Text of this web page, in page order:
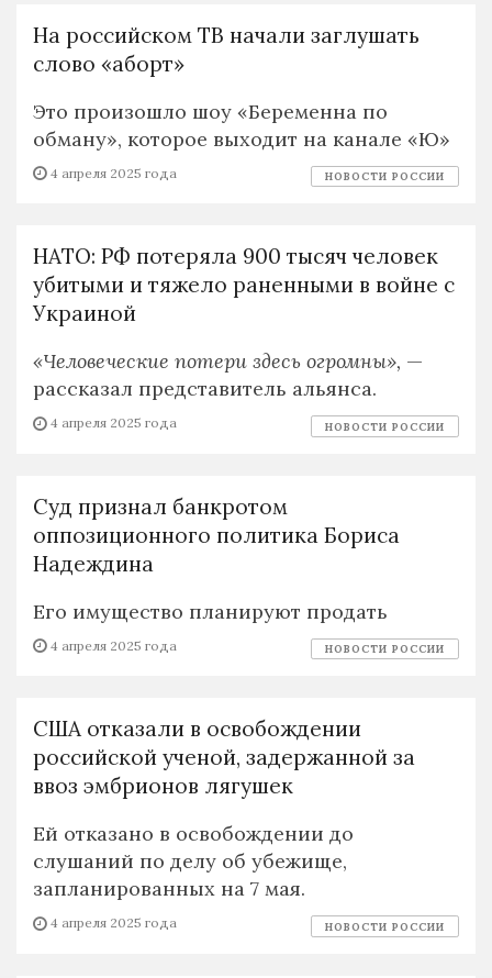
На российском ТВ начали заглушать
слово «аборт»
Это произошло шоу «Беременна по
обману», которое выходит на канале «Ю»
4 апреля 2025 года НОВОСТИ РОССИИ
НАТО: РФ потеряла 900 тысяч человек
убитыми и тяжело раненными в войне с
Украиной
«Человеческие потери здесь огромны», —
рассказал представитель альянса.
4 апреля 2025 года НОВОСТИ РОССИИ
Суд признал банкротом
оппозиционного политика Бориса
Надеждина
Его имущество планируют продать
4 апреля 2025 года НОВОСТИ РОССИИ
США отказали в освобождении
российской ученой, задержанной за
ввоз эмбрионов лягушек
Ей отказано в освобождении до
слушаний по делу об убежище,
запланированных на 7 мая.
4 апреля 2025 года НОВОСТИ РОССИИ